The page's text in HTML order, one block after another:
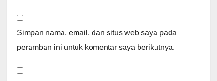
Simpan nama, email, dan situs web saya pada
peramban ini untuk komentar saya berikutnya.